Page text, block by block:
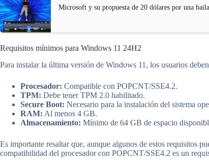
Microsoft y su propuesta de 20 dólares por una
Requisitos mínimos para Windows 11 24H2
Para instalar la última versión de Windows 11, los usuarios
Procesador: Compatible con POPCNT/SSE4.2.
TPM: Debe tener TPM 2.0 habilitado.
Secure Boot: Necesario para la instalación del sistema
RAM: Al menos 4 GB.
Almacenamiento: Mínimo de 64 GB de espacio
Es importante resaltar que, aunque algunos de estos requisitos
compatibilidad del procesador con POPCNT/SSE4.2 es un